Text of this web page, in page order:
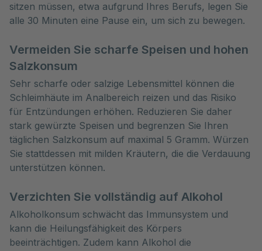
sitzen müssen, etwa aufgrund Ihres Berufs, legen Sie
alle 30 Minuten eine Pause ein, um sich zu bewegen.
Vermeiden Sie scharfe Speisen und hohen
Salzkonsum
Sehr scharfe oder salzige Lebensmittel können die
Schleimhäute im Analbereich reizen und das Risiko
für Entzündungen erhöhen. Reduzieren Sie daher
stark gewürzte Speisen und begrenzen Sie Ihren
täglichen Salzkonsum auf maximal 5 Gramm. Würzen
Sie stattdessen mit milden Kräutern, die die Verdauung
unterstützen können.
Verzichten Sie vollständig auf Alkohol
Alkoholkonsum schwächt das Immunsystem und
kann die Heilungsfähigkeit des Körpers
beeinträchtigen. Zudem kann Alkohol die